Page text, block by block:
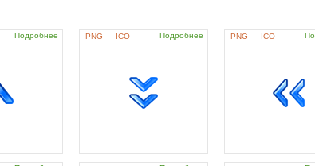
Подробнее PNG ICO Подробнее PNG ICO